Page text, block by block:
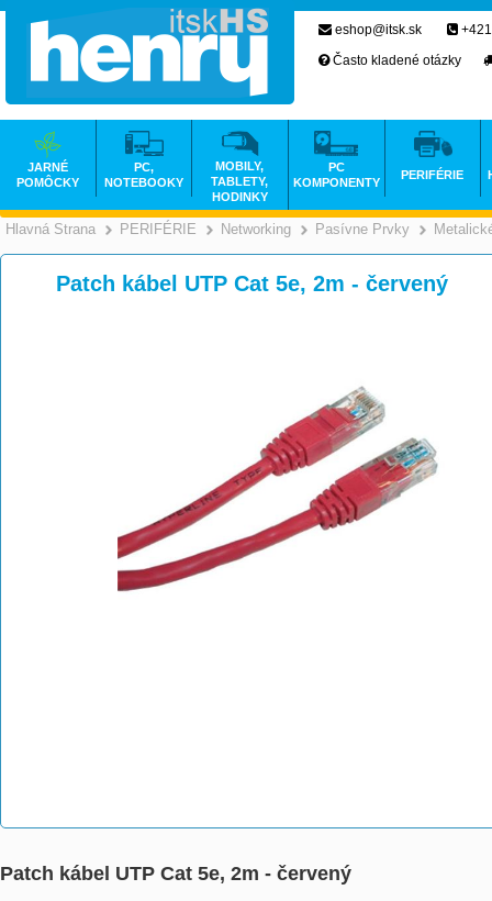
Hlavná Strana >
PERIFÉRIE >
Networking >
Pasívne Prvky
Patch kábel UTP Cat 5e, 2m - červený
Patch kábel UTP Cat 5e, 2m - červený
eshop@itsk.sk
Často kladené otázky
JARNÉ
POMÔCKY
PC,
NOTEBOOKY
MOBILY,
TABLETY,
HODINKY
PC
KOMPONENTY
PERIFÉRIE